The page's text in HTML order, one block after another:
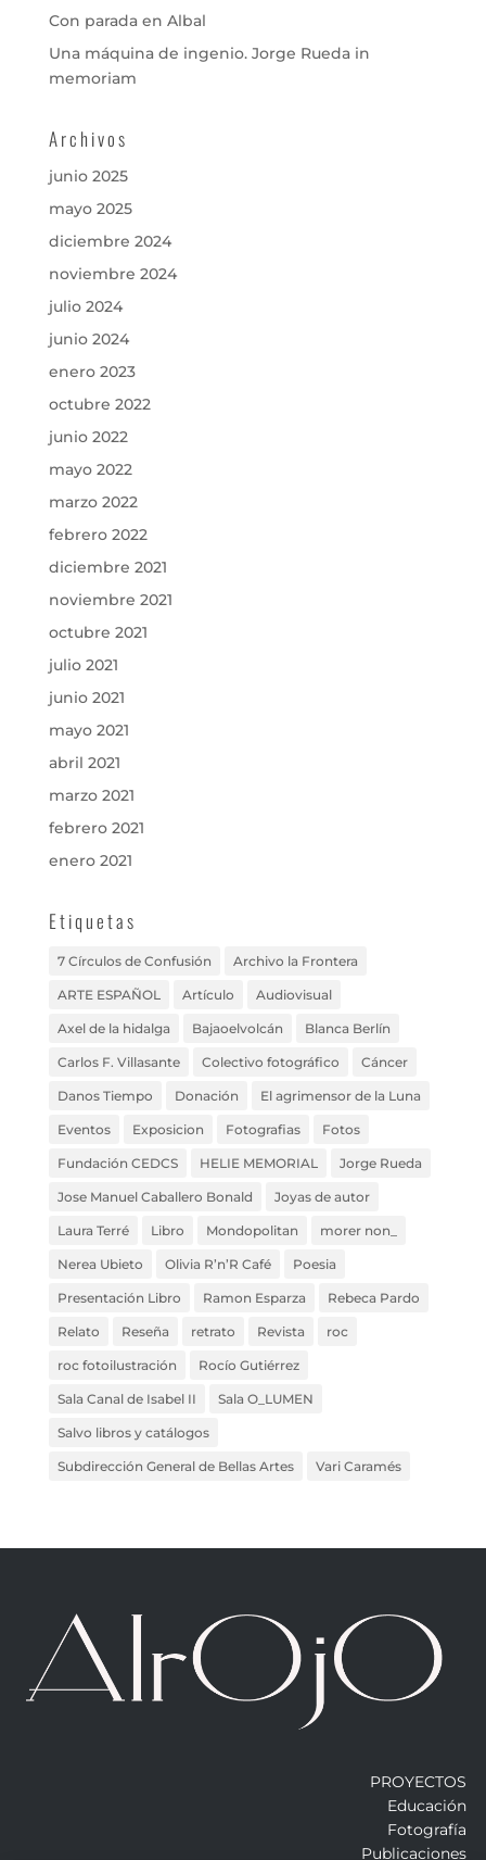
Con parada en Albal
Una máquina de ingenio. Jorge Rueda in
memoriam
Archivos
junio 2025
mayo 2025
diciembre 2024
noviembre 2024
julio 2024
junio 2024
enero 2023
octubre 2022
junio 2022
mayo 2022
marzo 2022
febrero 2022
diciembre 2021
noviembre 2021
octubre 2021
julio 2021
junio 2021
mayo 2021
abril 2021
marzo 2021
febrero 2021
enero 2021
Etiquetas
7 Círculos de Confusión Archivo la Frontera
ARTE ESPAÑOL Artículo Audiovisual
Axel de la hidalga Bajaoelvolcán Blanca Berlín
Carlos F. Villasante Colectivo fotográfico Cáncer
Danos Tiempo Donación El agrimensor de la Luna
Eventos Exposicion Fotografias Fotos
Fundación CEDCS HELIE MEMORIAL Jorge Rueda
Jose Manuel Caballero Bonald Joyas de autor
Laura Terré Libro Mondopolitan morer non_
Nerea Ubieto Olivia R’n’R Café Poesia
Presentación Libro Ramon Esparza Rebeca Pardo
Relato Reseña retrato Revista roc
roc fotoilustración Rocío Gutiérrez
Sala Canal de Isabel II Sala O_LUMEN
Salvo libros y catálogos
Subdirección General de Bellas Artes Vari Caramés
PROYECTOS
Educación
Fotografía
Publicaciones